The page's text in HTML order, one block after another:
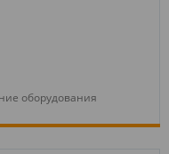
оборудования